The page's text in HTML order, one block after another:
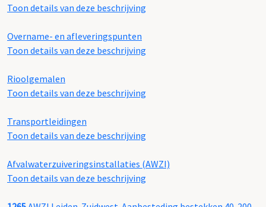
Toon details van deze beschrijving
Overname- en afleveringspunten
Toon details van deze beschrijving
Rioolgemalen
Toon details van deze beschrijving
Transportleidingen
Toon details van deze beschrijving
Afvalwaterzuiveringsinstallaties (AWZI)
Toon details van deze beschrijving